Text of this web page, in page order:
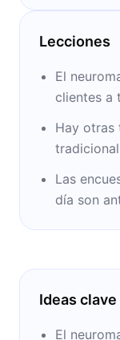
PYMEs,
convertirse
experto en
Universidad
Lecciones
El
clientes a
Hay otras
Las
día son
Ideas clave
El